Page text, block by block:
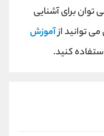
برای آشنایی
توانید ازآموزش
کنید.